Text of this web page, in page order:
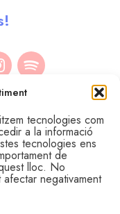
tecnologies com
a la informació
tecnologies ens
de
lloc. No
negativament